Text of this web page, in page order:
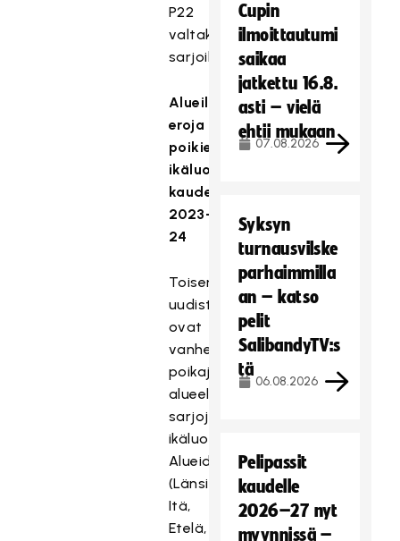
P22
valtakunnallisiin
sarjoihin.
Alueilla
eroja
poikien
ikäluokissa
kaudella
2023-
24
Toisena
uudistuksena
ovat
vanhempien
poikajunioreiden
alueellisten
sarjojen
ikäluokat.
Alueiden
(Länsi,
Itä,
Etelä,
Cupin
ilmoittautumi
saikaa
jatkettu 16.8.
asti – vielä
ehtii mukaan
07.08.2026
Syksyn
turnausvilske
parhaimmilla
an – katso
pelit
SalibandyTV:s
tä
06.08.2026
Pelipassit
kaudelle
2026–27 nyt
myynnissä –